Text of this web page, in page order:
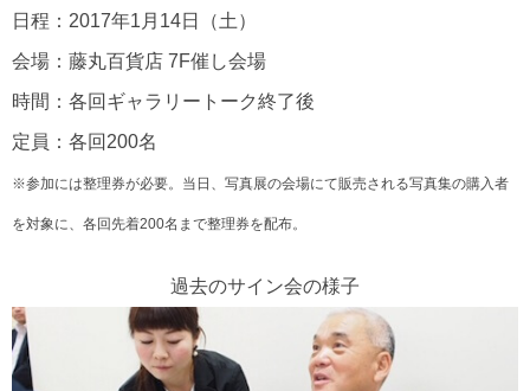
日程：2017年1月14日（土）
会場：藤丸百貨店 7F催し会場
時間：各回ギャラリートーク終了後
定員：各回200名
※参加には整理券が必要。当日、写真展の会場にて販売される写真集の購入者
を対象に、各回先着200名まで整理券を配布。
過去のサイン会の様子